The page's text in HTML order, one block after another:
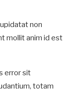
non
mollit anim id est
error sit
totam